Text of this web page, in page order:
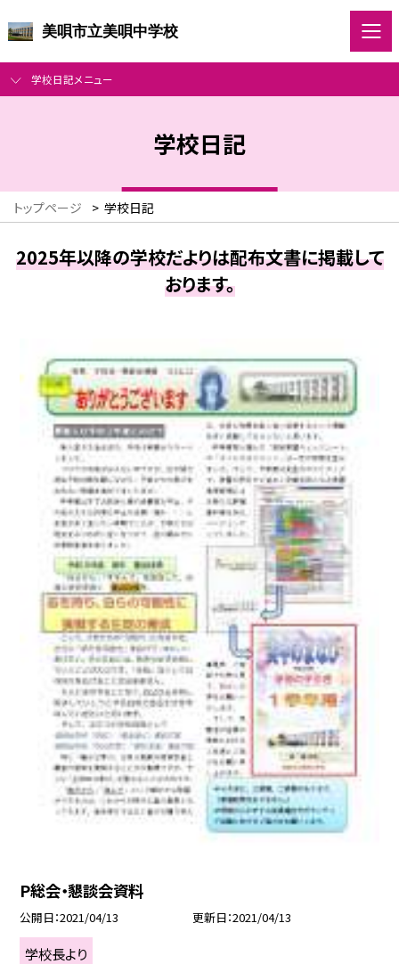
美唄市立美唄中学校
学校日記メニュー
学校日記
トップページ > 学校日記
2025年以降の学校だよりは配布文書に掲載して
おります。
P総会・懇談会資料
公開日 2021/04/13 更新日 2021/04/13
学校長より